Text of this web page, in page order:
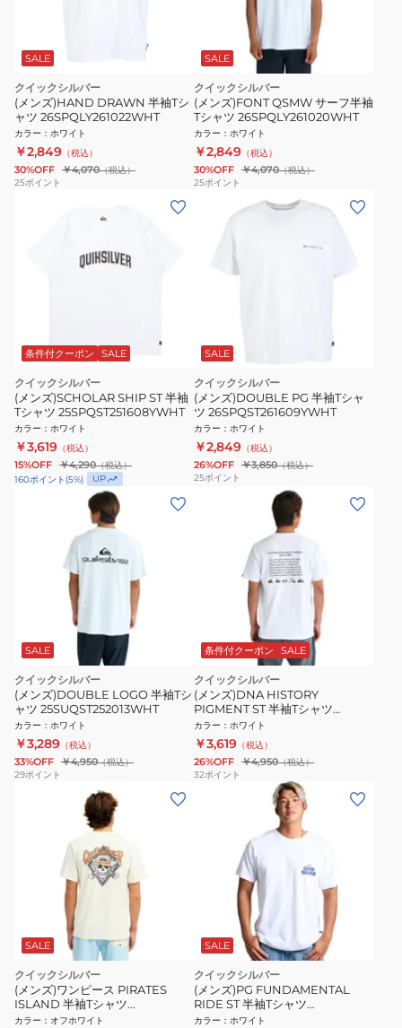
SALE
クイックシルバー
(メンズ)HAND DRAWN 半袖Tシ
ャツ 26SPQLY261022WHT
カラー ： ホワイト
￥2,849 （税込）
30%OFF ￥4,070（税込）
25ポイント
SALE
クイックシルバー
(メンズ)FONT QSMW サーフ半袖
Tシャツ 26SPQLY261020WHT
カラー ： ホワイト
￥2,849 （税込）
30%OFF ￥4,070（税込）
25ポイント
条件付クーポン SALE
クイックシルバー
(メンズ)SCHOLAR SHIP ST 半袖
Tシャツ 25SPQST251608YWHT
カラー ： ホワイト
￥3,619 （税込）
15%OFF ￥4,290（税込）
160ポイント (5%) UP
SALE
クイックシルバー
(メンズ)DOUBLE PG 半袖Tシャ
ツ 26SPQST261609YWHT
カラー ： ホワイト
￥2,849 （税込）
26%OFF ￥3,850（税込）
25ポイント
SALE
クイックシルバー
(メンズ)DOUBLE LOGO 半袖Tシ
ャツ 25SUQST252013WHT
カラー ： ホワイト
￥3,289 （税込）
33%OFF ￥4,950（税込）
29ポイント
条件付クーポン SALE
クイックシルバー
(メンズ)DNA HISTORY
PIGMENT ST 半袖Tシャツ
25SPQST251014WHT
カラー ： ホワイト
￥3,619 （税込）
26%OFF ￥4,950（税込）
32ポイント
SALE
クイックシルバー
(メンズ)ワンピース PIRATES
ISLAND 半袖Tシャツ
26SPEQYZT08508BWT
カラー ： オフホワイト
SALE
クイックシルバー
(メンズ)PG FUNDAMENTAL
RIDE ST 半袖Tシャツ
26SPQST261007WHT
カラー ： ホワイト